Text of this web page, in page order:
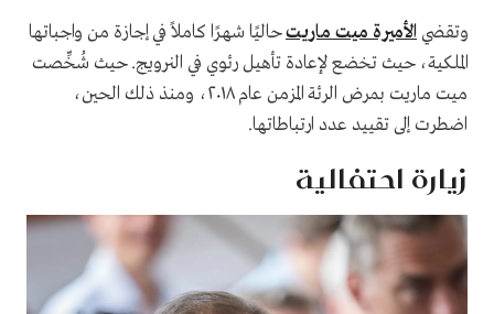
وتقضي الأميرة ميت ماريتحاليًا شهرًا كاملاً في إجازة من واجباتها
الملكية، حيث تخضع لإعادة تأهيل رئوي في النرويج. حيث شُخِّصت
ميت ماريت بمرض الرئة المزمن عام ٢٠١٨، ومنذ ذلك الحين،
اضطرت إلى تقييد عدد ارتباطاتها.
زيارة احتفالية